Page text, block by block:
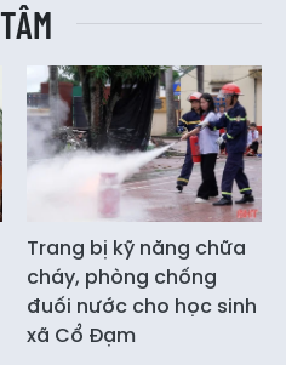
Trang bị kỹ năng chữa
cháy, phòng chống
đuối nước cho học sinh
xã Cổ Đạm